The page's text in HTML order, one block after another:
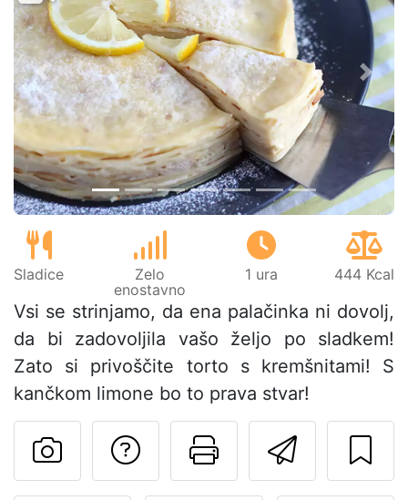
Prejšnji
Sladice
Zelo
enostavno
1 ura 444 Kcal
Vsi se strinjamo, da ena palačinka ni dovolj,
da bi zadovoljila vašo željo po sladkem!
Zato si privoščite torto s kremšnitami! S
kančkom limone bo to prava stvar!
Pošlji
Natisni to
Postavite